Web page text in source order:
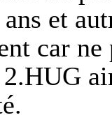
et
car
2.HUG